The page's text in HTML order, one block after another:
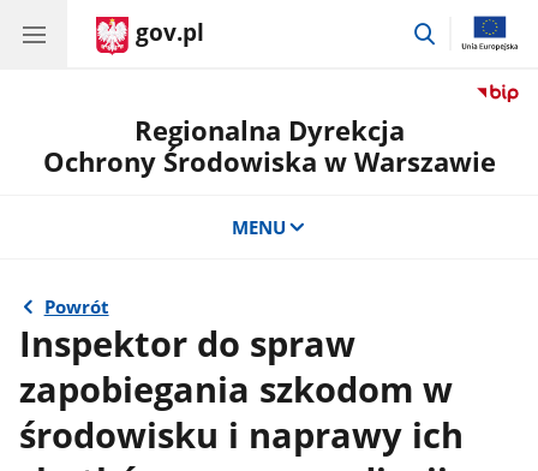
gov.pl
przejdź
Regionalna Dyrekcja
Ochrony Środowiska w Warszawie
MENU
Powrót
Inspektor do spraw
zapobiegania szkodom w
środowisku i naprawy ich